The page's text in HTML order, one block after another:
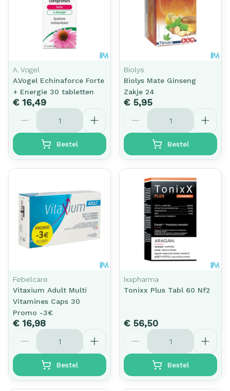
A. Vogel
A.Vogel Echinaforce Forte
+ Energie 30 tabletten
€ 16,49
Aantal
Bestel
Biolys
Biolys Mate Ginseng
Zakje 24
€ 5,95
Aantal
Bestel
Febelcare
Vitaxium Adult Multi
Vitamines Caps 30
Promo -3€
€ 16,98
Aantal
Bestel
Ixxpharma
Tonixx Plus Tabl 60 Nf2
€ 56,50
Aantal
Bestel